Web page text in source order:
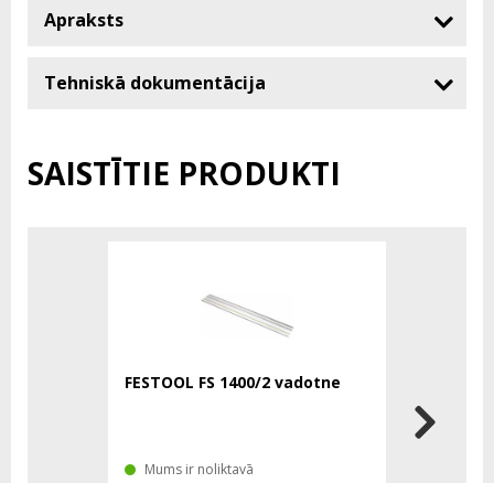
Apraksts
Tehniskā dokumentācija
SAISTĪTIE PRODUKTI
FESTOOL FS 1400/2 vadotne
Mums ir noliktavā